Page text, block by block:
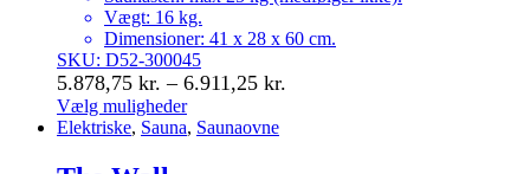
Vægt: 16 kg.
Dimensioner: 41 x 28 x 60 cm.
SKU: D52-300045
5.878,75 kr. – 6.911,25 kr.
Vælg muligheder
Dette
har
Elektriske, Sauna, Saunaovne